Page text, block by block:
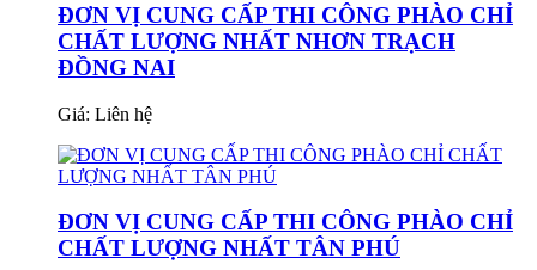
ĐƠN VỊ CUNG CẤP THI CÔNG PHÀO CHỈ
CHẤT LƯỢNG NHẤT NHƠN TRẠCH
ĐỒNG NAI
Giá: Liên hệ
ĐƠN VỊ CUNG CẤP THI CÔNG PHÀO CHỈ
CHẤT LƯỢNG NHẤT TÂN PHÚ